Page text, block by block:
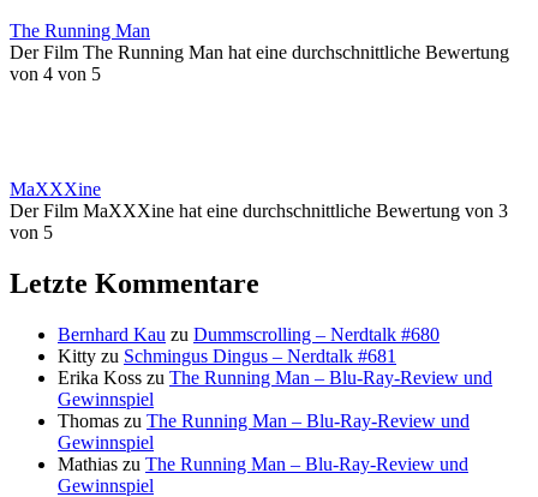
The Running Man
Der Film The Running Man hat eine durchschnittliche Bewertung
von 4 von 5
MaXXXine
Der Film MaXXXine hat eine durchschnittliche Bewertung von 3
von 5
Letzte Kommentare
Bernhard Kau zu Dummscrolling – Nerdtalk #680
Kitty zu Schmingus Dingus – Nerdtalk #681
Erika Koss zu The Running Man – Blu-Ray-Review und
Gewinnspiel
Thomas zu The Running Man – Blu-Ray-Review und
Gewinnspiel
Mathias zu The Running Man – Blu-Ray-Review und
Gewinnspiel